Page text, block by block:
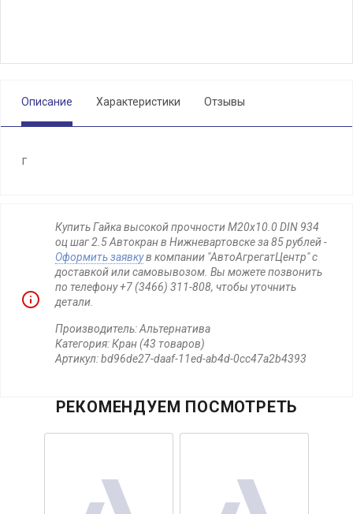
Описание Характеристики Отзывы
г
Купить Гайка высокой прочности М20х10.0 DIN 934
оц шаг 2.5 Автокран в Нижневартовске за 85 рублей -
Оформить заявкув компании "АвтоАгрегатЦентр" с
доставкой или самовывозом. Вы можете позвонить
по телефону +7 (3466) 311-808, чтобы уточнить
детали.
Производитель: Альтернатива
Категория: Кран (43 товаров)
Артикул: bd96de27-daaf-11ed-ab4d-0cc47a2b4393
РЕКОМЕНДУЕМ ПОСМОТРЕТЬ